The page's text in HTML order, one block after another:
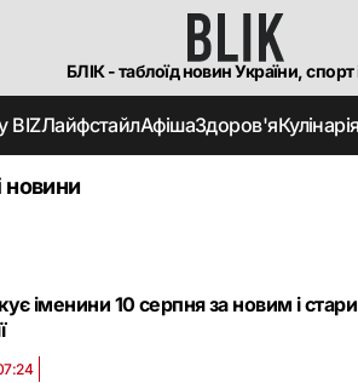
БЛІК - таблоїд новин України, спорт
BIZЛайфстайлАфішаЗдоров'яКулінарія
новини
іменини 10 серпня за новим і